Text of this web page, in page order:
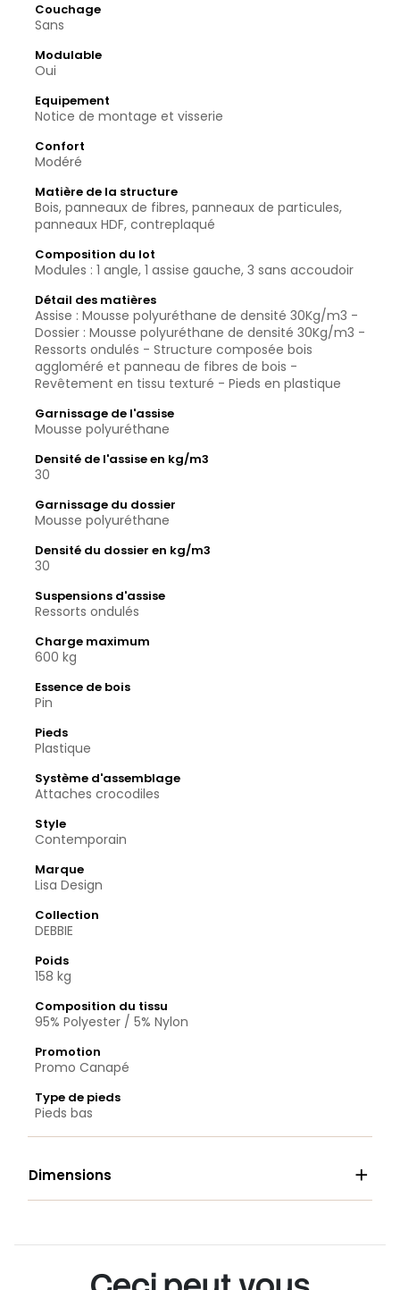
Couchage
Sans
Modulable
Oui
Equipement
Notice de montage et visserie
Confort
Modéré
Matière de la structure
Bois, panneaux de fibres, panneaux de particules,
panneaux HDF, contreplaqué
Composition du lot
Modules : 1 angle, 1 assise gauche, 3 sans accoudoir
Détail des matières
Assise : Mousse polyuréthane de densité 30Kg/m3 -
Dossier : Mousse polyuréthane de densité 30Kg/m3 -
Ressorts ondulés - Structure composée bois
aggloméré et panneau de fibres de bois -
Revêtement en tissu texturé - Pieds en plastique
Garnissage de l'assise
Mousse polyuréthane
Densité de l'assise en kg/m3
30
Garnissage du dossier
Mousse polyuréthane
Densité du dossier en kg/m3
30
Suspensions d'assise
Ressorts ondulés
Charge maximum
600 kg
Essence de bois
Pin
Pieds
Plastique
Système d'assemblage
Attaches crocodiles
Style
Contemporain
Marque
Lisa Design
Collection
DEBBIE
Poids
158 kg
Composition du tissu
95% Polyester / 5% Nylon
Promotion
Promo Canapé
Type de pieds
Pieds bas
Dimensions 